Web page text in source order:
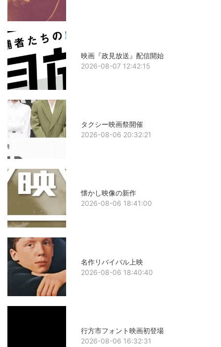
映画『政見放送』配信開始
2026-08-07 12:42:15
タクシー映画祭開催
2026-08-06 20:32:21
懐かし映像の新作
2026-08-06 18:41:00
名作リバイバル上映
2026-08-06 18:40:40
行方市フォント映画初登場
2026-08-06 16:32:31